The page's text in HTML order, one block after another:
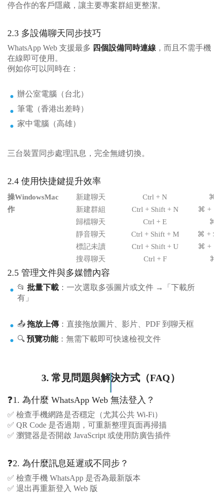
停合作的客戶隱藏，讓主要專案群組更整潔。
2.3 多設備聊天同步技巧
WhatsApp Web 支援最多 四個設備同時連線 ，而且不需手機
在線即可使用。
例如你可以同時在：
辦公室電腦（台北）
筆電（香港出差時）
家中電腦（高雄）
三台裝置同步處理訊息，完全無縫切換。
2.4 使用快捷鍵提升效率
操
作
WindowsMac 新建聊天 Ctrl + N
⌘
新建群組
Ctrl + Shift + N
⌘ +
歸檔聊天
Ctrl + E
⌘
靜音聊天
Ctrl + Shift + M
⌘ +
標記未讀
Ctrl + Shift + U
⌘ +
搜尋聊天
Ctrl + F ⌘
2.5 管理文件與多媒體內容
📂 批量下載 ：一次選取多張圖片或文件 →「下載所
有」
📤 拖放上傳：直接拖放圖片、影片、PDF 到聊天框
🔍 預覽功能：無需下載即可快速檢視文件
3. 常見問題與解決方式（FAQ）
❓1. 為什麼 WhatsApp Web 無法登入？
✅ 檢查手機網路是否穩定（尤其公共 Wi-Fi）
✅ QR Code 是否過期，可重新整理頁面再掃描
✅ 瀏覽器是否開啟 JavaScript 或使用防廣告插件
❓2. 為什麼訊息延遲或不同步？
✅ 檢查手機 WhatsApp 是否為最新版本
✅ 退出再重新登入 Web 版